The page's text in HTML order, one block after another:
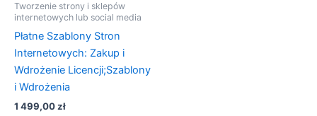
Tworzenie strony i sklepów
internetowych lub social media
Płatne Szablony Stron
Internetowych: Zakup i
Wdrożenie Licencji;Szablony
i Wdrożenia
1 499,00zł